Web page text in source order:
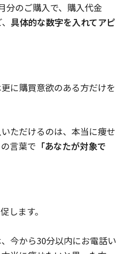
分のご購入で、購入代金
具体的な数字を入れてアピ
に購買意欲のある方だけを
ただけるのは、本当に痩せ
言葉で 「あなたが対象で
します。
、今から30分以内にお電話い